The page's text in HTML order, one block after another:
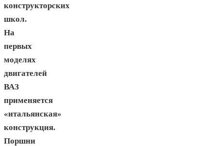
конструкторских
школ.
На
первых
моделях
двигателей
ВАЗ
применяется
«итальянская»
конструкция.
Поршни